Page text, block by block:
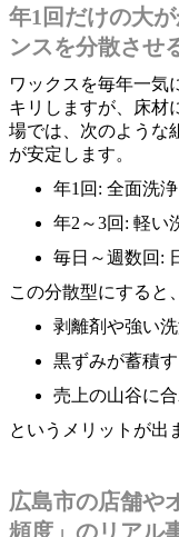
年1回だけの大
ンスを分散させ
ワックスを毎年一気
キリしますが、床材
場では、次のような
が安定します。
年1回: 全面洗
年2～3回: 軽い
毎日～週数回:
この分散型にすると、
剥離剤や強い
黒ずみが蓄積
売上の山谷に
というメリットが出
広島市の店舗や
頻度」のリアル